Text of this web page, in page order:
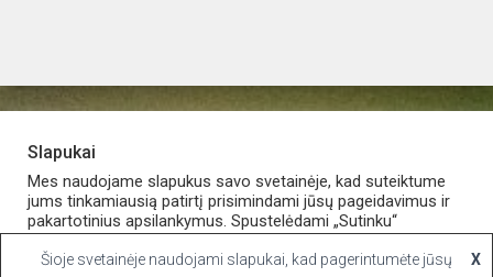
PARDUOTUVĖ APIE VAISTINĘ MANO PASKYRA
KONTAKTAI
Slapukai
Mes naudojame slapukus savo svetainėje, kad suteiktume
jums tinkamiausią patirtį prisimindami jūsų pageidavimus ir
pakartotinius apsilankymus. Spustelėdami „Sutinku“
sutinkate naudoti VISUS slapukus.
Šioje svetainėje naudojami slapukai, kad pagerintumėte jūsų
X